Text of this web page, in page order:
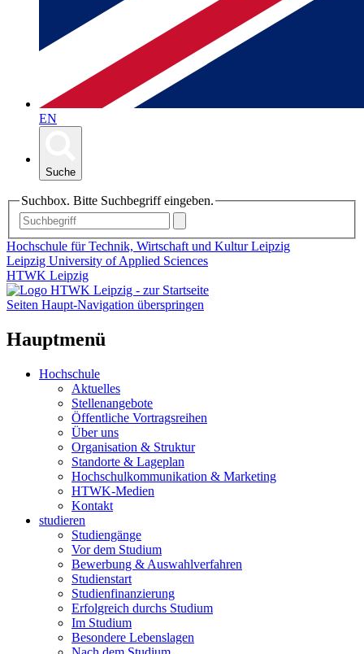
EN
Suche
Suchbox. Bitte Suchbegriff eingeben.
Hochschule für Technik, Wirtschaft und Kultur Leipzig
Leipzig University of Applied Sciences
HTWK Leipzig
Seiten Haupt-Navigation überspringen
Hauptmenü
Hochschule
Aktuelles
Stellenangebote
Öffentliche Vortragsreihen
Über uns
Organisation & Struktur
Standorte & Lageplan
Hochschulkommunikation & Marketing
HTWK-Medien
Kontakt
studieren
Studiengänge
Vor dem Studium
Bewerbung & Auswahlverfahren
Studienstart
Studienfinanzierung
Erfolgreich durchs Studium
Im Studium
Besondere Lebenslagen